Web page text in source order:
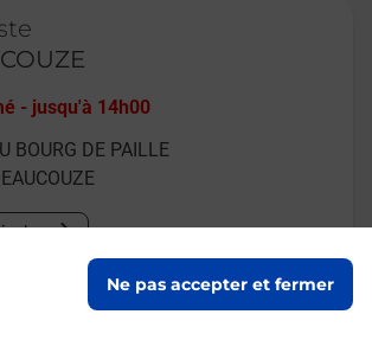
Ne pas accepter et fermer
- jusqu'à 14h00
BOURG DE PAILLE
plus